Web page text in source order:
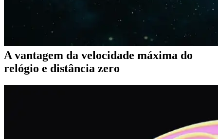
Esta vantagem também se aplica a ShredStream comunicação,
permitindo a construção de um ambiente próximo ao nível mais
rápido através de uma rede de distância zero, mesmo para aqueles
que não necessitam de Metal Ryzen.
A vantagem da velocidade máxima do
relógio e distância zero